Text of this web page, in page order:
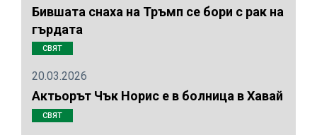
Бившата снаха на Тръмп се бори с рак на
гърдата
СВЯТ
20.03.2026
Актьорът Чък Норис е в болница в Хавай
СВЯТ